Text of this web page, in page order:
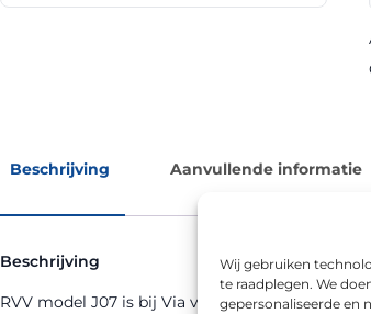
Wij gebruiken
te raadplegen. We
gepersonaliseerde en
Beschrijving Aanvullende informatie
Beschrijving
RVV model J07 is bij Via van Dalen